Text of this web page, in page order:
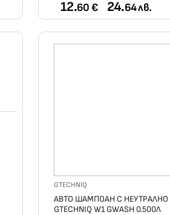
12.60 € 24.64 лв.
GTECHNIQ
АВТО ШАМПОАН С НЕУТРАЛНО
GTECHNIQ W1 GWASH 0.500Л